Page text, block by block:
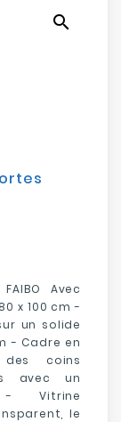
search
Avec
x 100 cm -
un solide
- Cadre en
coins
avec un
- Vitrine
le